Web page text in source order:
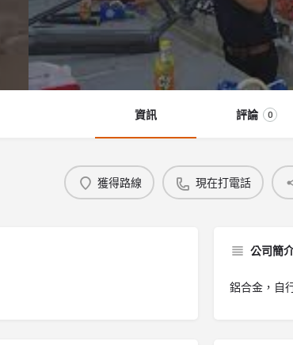
資訊 評論 0
獲得路線 現在打電話
公司簡
鋁合金，自